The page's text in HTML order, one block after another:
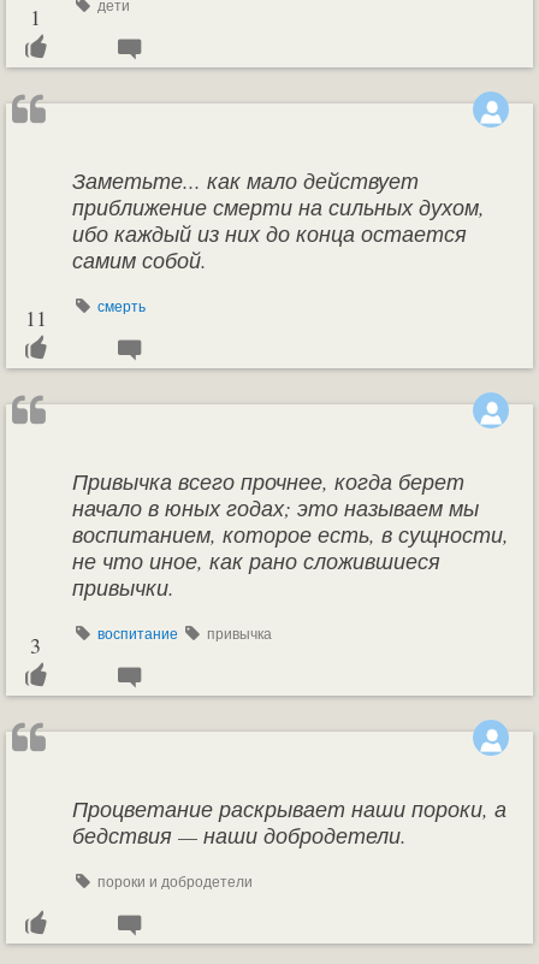
дети
1
Заметьте... как мало действует
приближение смерти на сильных духом,
ибо каждый из них до конца остается
самим собой.
смерть
11
Привычка всего прочнее, когда берет
начало в юных годах; это называем мы
воспитанием, которое есть, в сущности,
не что иное, как рано сложившиеся
привычки.
воспитание привычка
3
Процветание раскрывает наши пороки, а
бедствия — наши добродетели.
пороки и добродетели